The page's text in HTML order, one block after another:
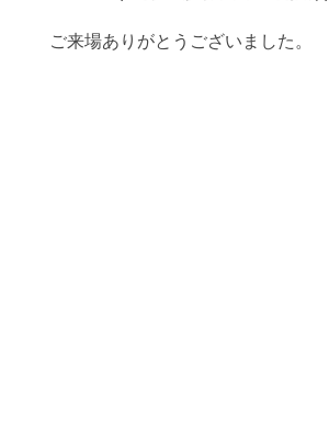
ご来場ありがとうございました。